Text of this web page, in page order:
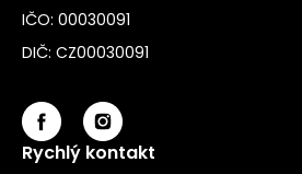
IČO: 00030091
DIČ: CZ00030091
Rychlý kontakt